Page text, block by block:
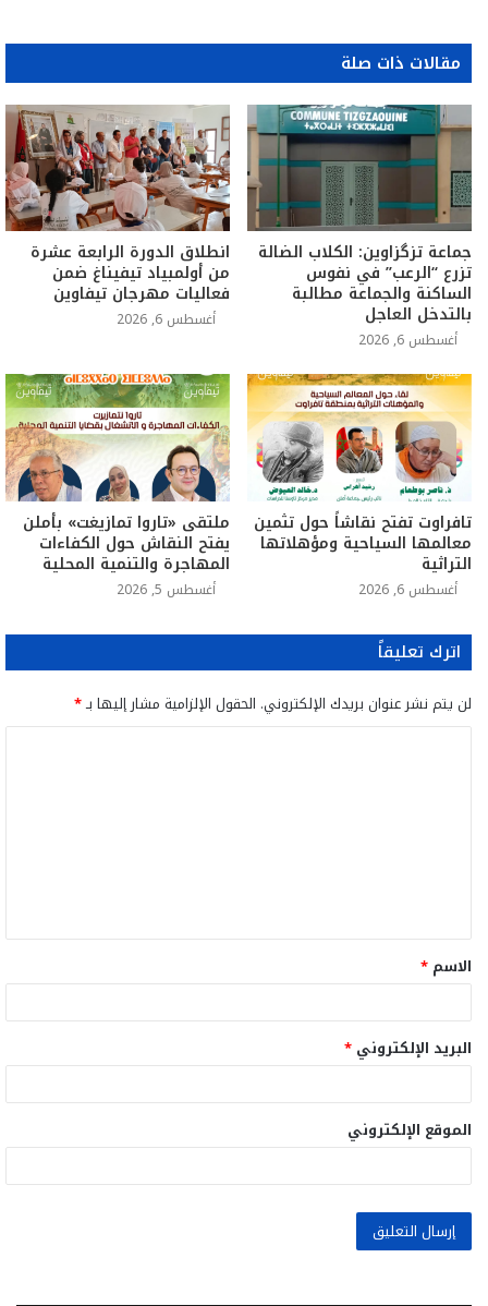
مقالات ذات صلة
جماعة تزگزاوين: الكلاب الضالة
تزرع “الرعب” في نفوس
الساكنة والجماعة مطالبة
بالتدخل العاجل
أغسطس 6, 2026
انطلاق الدورة الرابعة عشرة
من أولمبياد تيفيناغ ضمن
فعاليات مهرجان تيفاوين
أغسطس 6, 2026
تافراوت تفتح نقاشاً حول تثمين
معالمها السياحية ومؤهلاتها
التراثية
أغسطس 6, 2026
ملتقى «تاروا تمازيغت» بأملن
يفتح النقاش حول الكفاءات
المهاجرة والتنمية المحلية
أغسطس 5, 2026
اترك تعليقاً
لن يتم نشر عنوان بريدك الإلكتروني. الحقول الإلزامية مشار إليها بـ*
ق
*
الاسم *
البريد الإلكتروني *
الموقع الإلكتروني